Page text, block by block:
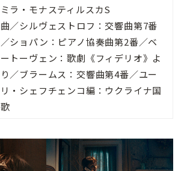
ミラ・モナスティルスカS
曲／シルヴェストロフ：交響曲第7番
／ショパン：ピアノ協奏曲第2番／ベ
ートーヴェン：歌劇《フィデリオ》よ
り／ブラームス：交響曲第4番／ユー
リ・シェフチェンコ編：ウクライナ国
歌